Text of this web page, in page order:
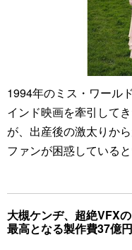
1994年のミス・ワール
インド映画を牽引して
が、出産後の激太りか
ファンが困惑していると
大槻ケンヂ、超絶VFX
最高となる製作費37億円